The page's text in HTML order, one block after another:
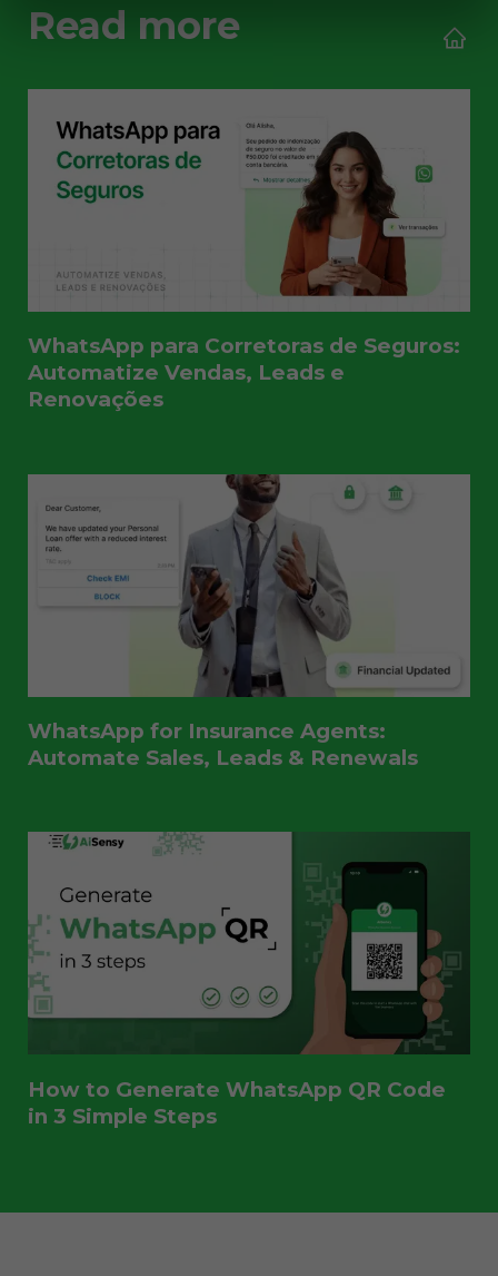
Read more
WhatsApp para Corretoras de Seguros:
Automatize Vendas, Leads e
Renovações
WhatsApp for Insurance Agents:
Automate Sales, Leads & Renewals
How to Generate WhatsApp QR Code
in 3 Simple Steps